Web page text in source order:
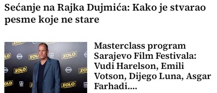
Sećanje na Rajka Dujmića: Kako je stvarao
pesme koje ne stare
Masterclass program
Sarajevo Film Festivala:
Vudi Harelson, Emili
Votson, Dijego Luna, Asgar
Farhadi....